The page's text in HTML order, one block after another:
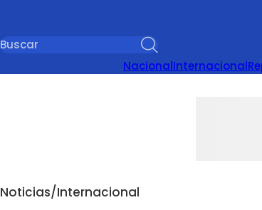
NacionalInternacional
Noticias/Internacional